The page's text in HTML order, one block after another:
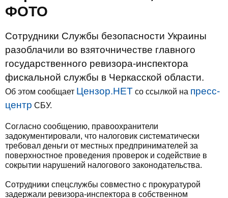
ФОТО
Сотрудники Службы безопасности Украины
разоблачили во взяточничестве главного
государственного ревизора-инспектора
фискальной службы в Черкасской области.
Об этом сообщает Цензор.НЕТ со ссылкой на пресс-
центр СБУ.
Согласно сообщению, правоохранители
задокументировали, что налоговик систематически
требовал деньги от местных предпринимателей за
поверхностное проведения проверок и содействие в
сокрытии нарушений налогового законодательства.
Сотрудники спецслужбы совместно с прокуратурой
задержали ревизора-инспектора в собственном